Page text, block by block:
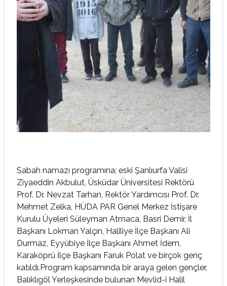
Sabah namazı programına; eski Şanlıurfa Valisi
Ziyaeddin Akbulut, Üsküdar Üniversitesi Rektörü
Prof. Dr. Nevzat Tarhan, Rektör Yardımcısı Prof. Dr.
Mehmet Zelka, HÜDA PAR Genel Merkez İstişare
Kurulu Üyeleri Süleyman Atmaca, Basri Demir, İl
Başkanı Lokman Yalçın, Haliliye İlçe Başkanı Ali
Durmaz, Eyyübiye İlçe Başkanı Ahmet İdem,
Karaköprü İlçe Başkanı Faruk Polat ve birçok genç
katıldı.Program kapsamında bir araya gelen gençler,
Balıklıgöl Yerleşkesinde bulunan Mevlid-i Halil